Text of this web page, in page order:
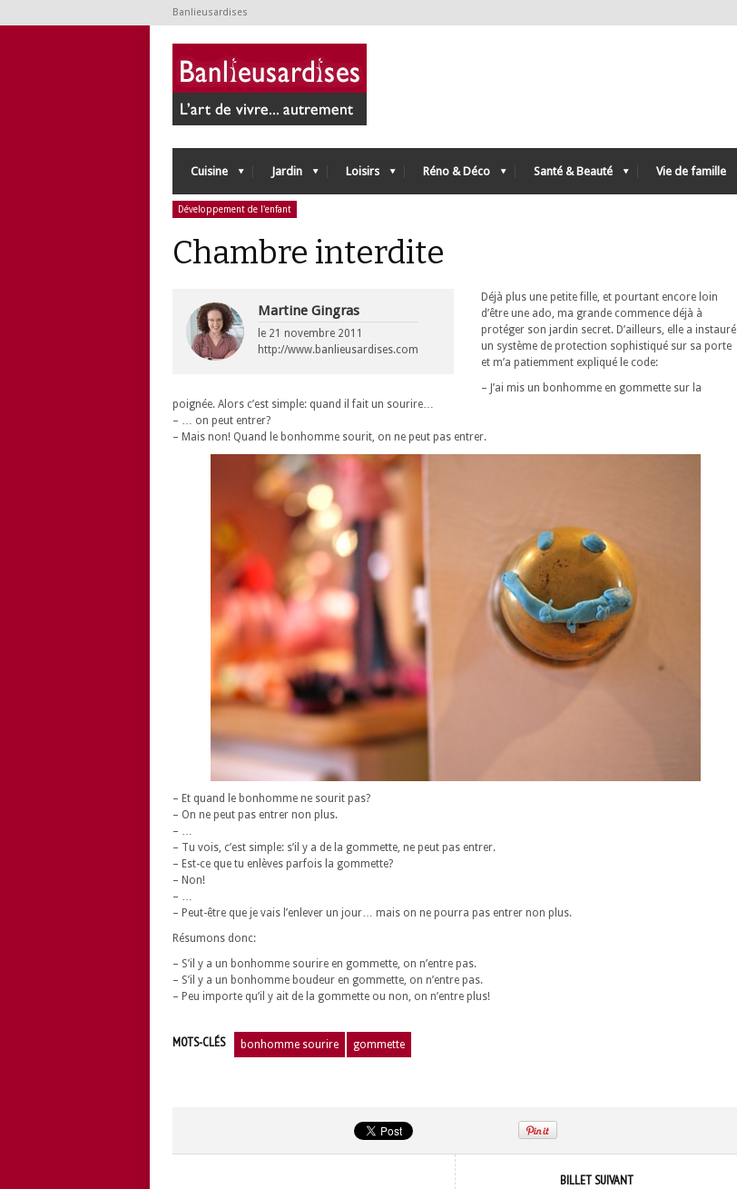
Banlieusardises
Cuisine Jardin Loisirs Réno & Déco Santé & Beauté Vie de famille
Développement de l'enfant
Chambre interdite
Martine Gingras
le 21 novembre 2011
http://www.banlieusardises.com
Déjà plus une petite fille, et pourtant encore loin
d’être une ado, ma grande commence déjà à
protéger son jardin secret. D’ailleurs, elle a instauré
un système de protection sophistiqué sur sa porte
et m’a patiemment expliqué le code:
– J’ai mis un bonhomme en gommette sur la
poignée. Alors c’est simple: quand il fait un sourire…
– … on peut entrer?
– Mais non! Quand le bonhomme sourit, on ne peut pas entrer.
– Et quand le bonhomme ne sourit pas?
– On ne peut pas entrer non plus.
– …
– Tu vois, c’est simple: s’il y a de la gommette, ne peut pas entrer.
– Est-ce que tu enlèves parfois la gommette?
– Non!
– …
– Peut-être que je vais l’enlever un jour… mais on ne pourra pas entrer non plus.
Résumons donc:
– S’il y a un bonhomme sourire en gommette, on n’entre pas.
– S’il y a un bonhomme boudeur en gommette, on n’entre pas.
– Peu importe qu’il y ait de la gommette ou non, on n’entre plus!
MOTS-CLÉS bonhomme sourire gommette
BILLET SUIVANT